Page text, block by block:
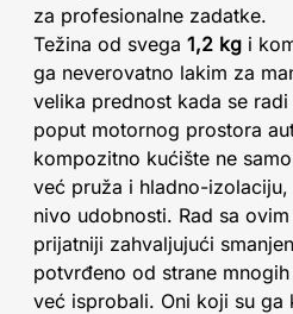
za profesionalne zadatke.
Težina od svega 1,2 kg i
ga neverovatno lakim za
velika prednost kada se
poput motornog prostora
kompozitno kućište ne
već pruža i hladno-
nivo udobnosti. Rad sa
prijatniji zahvaljujući
potvrđeno od strane
već isprobali. Oni koji su ga